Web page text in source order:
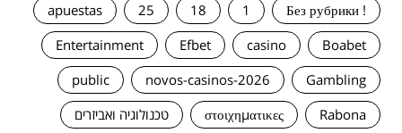
! Без рубрики
1
18
25
apuestas
Boabet
casino
Efbet
Entertainment
Gambling
novos-casinos-2026
public
Rabona
στοιχηματικες
טכנולוגיה ואביזרים